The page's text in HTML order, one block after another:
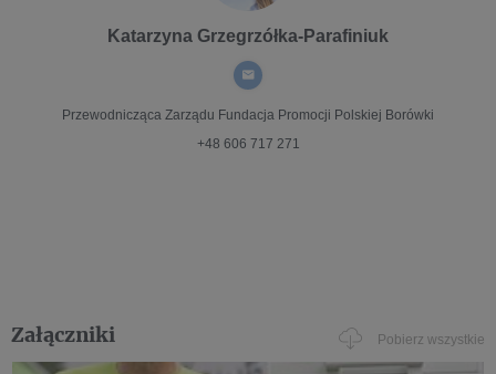
Katarzyna Grzegrzółka-Parafiniuk
Przewodnicząca Zarządu Fundacja Promocji Polskiej Borówki
+48 606 717 271
Załączniki Pobierz wszystkie